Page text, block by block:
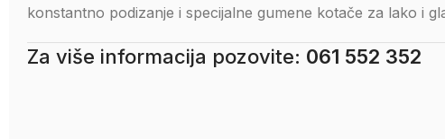
konstantno podizanje i specijalne gumene kotače za lako i
Za više informacija pozovite: 061 552 352